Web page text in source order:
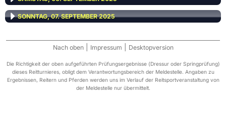
SONNTAG, 07. SEPTEMBER 2025
Nach oben Impressum Desktopversion
Die Richtigkeit der oben aufgeführten Prüfungsergebnisse (Dressur oder Springprüfung)
dieses Reitturnieres, obligt dem Verantwortungsbereich der Meldestelle. Angaben zu
Ergebnissen, Reitern und Pferden werden uns im Verlauf der Reitsportveranstaltung von
der Meldestelle nur übermittelt.